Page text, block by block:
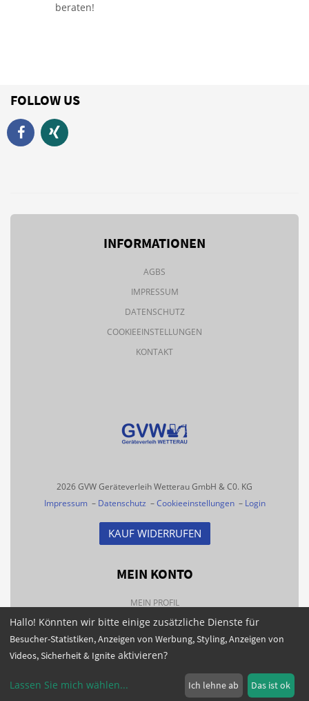
beraten!
FOLLOW US
INFORMATIONEN
AGBS
IMPRESSUM
DATENSCHUTZ
COOKIEEINSTELLUNGEN
KONTAKT
2026 GVW Geräteverleih Wetterau GmbH & C0. KG
Impressum– Datenschutz –Cookieeinstellungen– Login
KAUF WIDERRUFEN
MEIN KONTO
MEIN PROFIL
BESTELLHISTORIE
FAQS
NEWSLETTER
Hallo! Könnten wir bitte einige zusätzliche Dienste für
Besucher-Statistiken, Anzeigen von Werbung, Styling, Anzeigen von
Videos, Sicherheit & Ignite aktivieren?
Lassen Sie mich wählen... Ich lehne ab Das ist ok